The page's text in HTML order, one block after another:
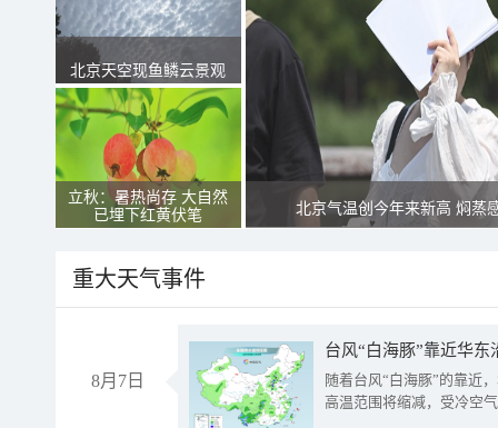
北京天空现鱼鳞云景观
立秋：暑热尚存 大自然
已埋下红黄伏笔
北京气温创今年来新高 焖蒸
重大天气事件
8月7日
台风“白海豚”靠近华
随着台风“白海豚”的靠近
高温范围将缩减，受冷空